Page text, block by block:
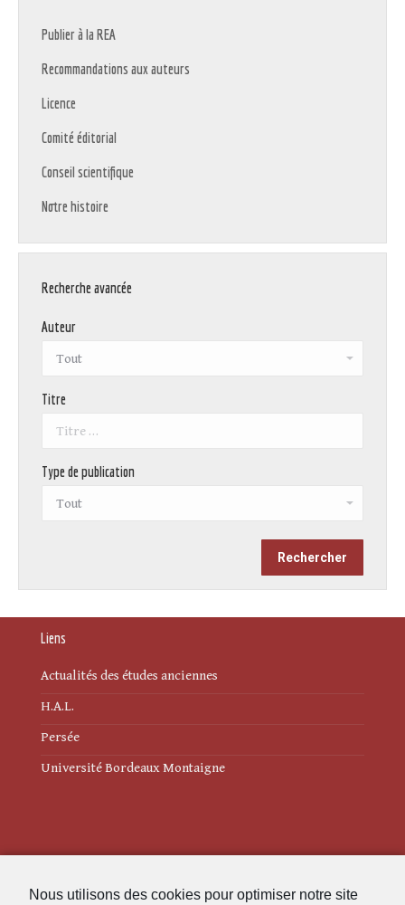
Nous utilisons des cookies pour optimiser notre site
Publier à la REA
Recommandations aux auteurs
Licence
Comité éditorial
Conseil scientifique
Notre histoire
Recherche avancée
Auteur
Titre
Type de publication
Liens
Actualités des études anciennes
H.A.L.
Persée
Université Bordeaux Montaigne